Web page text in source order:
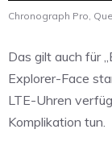
Chronograph Pro,
Das gilt auch für
Explorer-Face
LTE-Uhren
Komplikation tun.